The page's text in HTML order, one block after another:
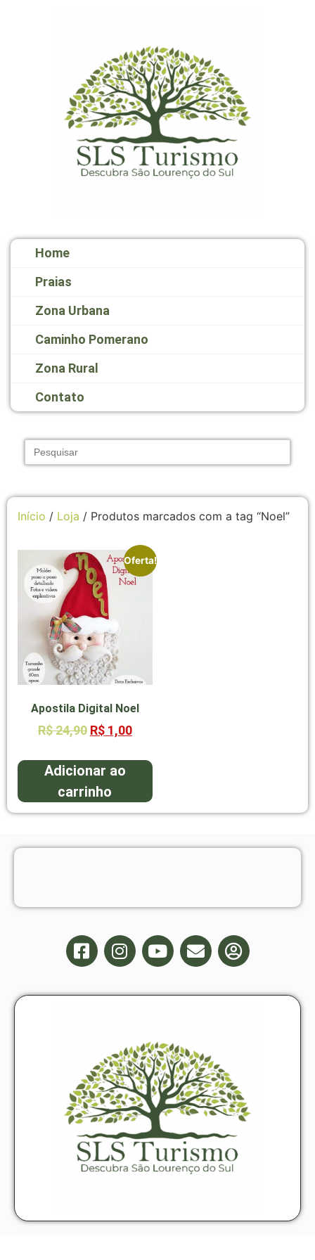
Home
Praias
Zona Urbana
Caminho Pomerano
Zona Rural
Contato
Search
for:
Início / Loja / Produtos marcados com a tag “Noel”
Oferta!
Apostila Digital Noel
R$24,90 R$1,00
Adicionar ao
carrinho